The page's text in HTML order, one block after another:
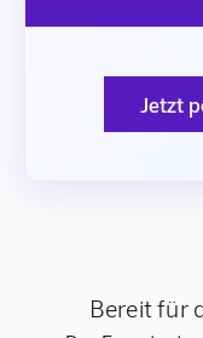
Jetzt
Bereit für